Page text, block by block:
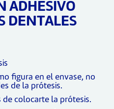
ADHESIVO
DENTALES
figura en el envase, no
de la prótesis.
de colocarte la prótesis.